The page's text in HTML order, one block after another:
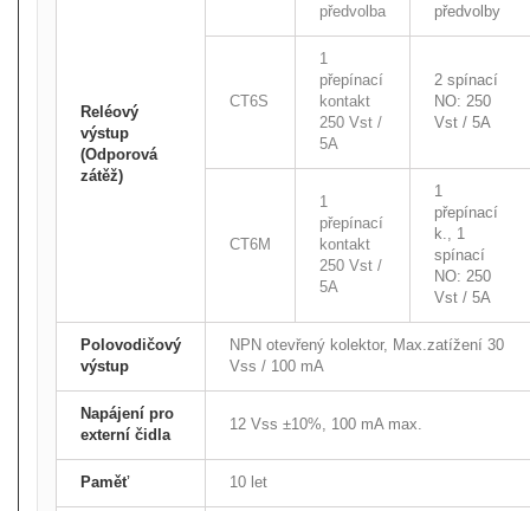
Reléový
výstup
(Odporová
zátěž)
předvolba
předvolby
CT6S
1
přepínací
kontakt
250 Vst /
5A
2 spínací
NO: 250
Vst / 5A
CT6M
1
přepínací
kontakt
250 Vst /
5A
1
přepínací
k., 1
spínací
NO: 250
Vst / 5A
Polovodičový
výstup
NPN otevřený kolektor, Max.zatížení 30
Vss / 100 mA
Napájení pro
externí čidla
12 Vss ±10%, 100 mA max.
Paměť 10 let